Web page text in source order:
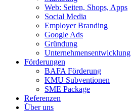
Web: Seiten, Shops, Apps
Social Media
Employer Branding
Google Ads
Gründung
Unternehmensentwicklung
Förderungen
BAFA Förderung
KMU Subventionen
SME Package
Referenzen
Über uns